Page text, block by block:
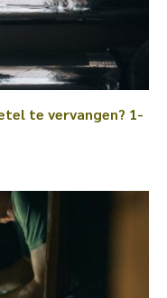
te vervangen? 1-